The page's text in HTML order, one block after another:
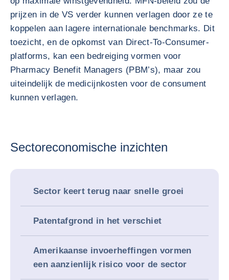
prijzen in de VS verder kunnen verlagen door ze te
koppelen aan lagere internationale benchmarks. Dit
toezicht, en de opkomst van Direct-To-Consumer-
platforms, kan een bedreiging vormen voor
Pharmacy Benefit Managers (PBM’s), maar zou
uiteindelijk de medicijnkosten voor de consument
kunnen verlagen.
Sectoreconomische inzichten
Sector keert terug naar snelle groei
Patentafgrond in het verschiet
Amerikaanse invoerheffingen vormen
een aanzienlijk risico voor de sector